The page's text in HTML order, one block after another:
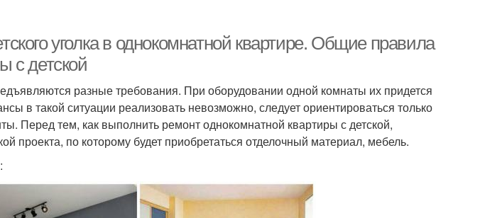
уголка в однокомнатной квартире. Общие правила
с детской
разные требования. При оборудовании одной комнаты их придется
в такой ситуации реализовать невозможно, следует ориентироваться только
Перед тем, как выполнить ремонт однокомнатной квартиры с детской,
проекта, по которому будет приобретаться отделочный материал, мебель.